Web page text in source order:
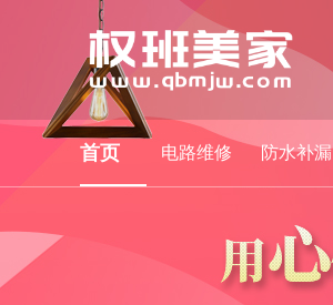
首页 电路维修 防水补漏